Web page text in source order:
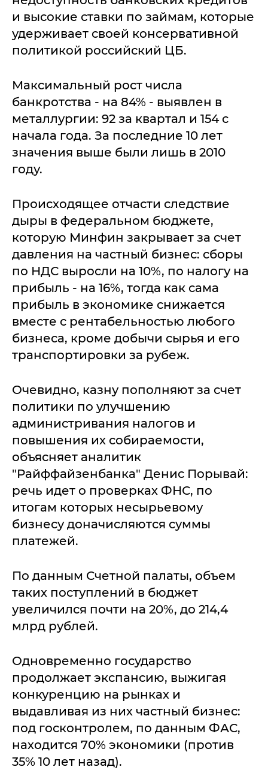
и высокие ставки по займам, которые
удерживает своей консервативной
политикой российский ЦБ.
Максимальный рост числа
банкротства - на 84% - выявлен в
металлургии: 92 за квартал и 154 с
начала года. За последние 10 лет
значения выше были лишь в 2010
году.
Происходящее отчасти следствие
дыры в федеральном бюджете,
которую Минфин закрывает за счет
давления на частный бизнес: сборы
по НДС выросли на 10%, по налогу на
прибыль - на 16%, тогда как сама
прибыль в экономике снижается
вместе с рентабельностью любого
бизнеса, кроме добычи сырья и его
транспортировки за рубеж.
Очевидно, казну пополняют за счет
политики по улучшению
администривания налогов и
повышения их собираемости,
объясняет аналитик
"Райффайзенбанка" Денис Порывай:
речь идет о проверках ФНС, по
итогам которых несырьевому
бизнесу доначисляются суммы
платежей.
По данным Счетной палаты, объем
таких поступлений в бюджет
увеличился почти на 20%, до 214,4
млрд рублей.
Одновременно государство
продолжает экспансию, выжигая
конкуренцию на рынках и
выдавливая из них частный бизнес:
под госконтролем, по данным ФАС,
находится 70% экономики (против
35% 10 лет назад).